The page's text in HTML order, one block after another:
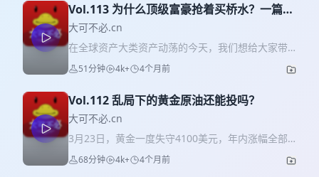
大学费用中位数达110-120万！ 06:30 光环褪去？
海归与国内硕士起薪差距仅30%，招聘更看本科出
身！ 11:20 非传统留学地，QS前50本科仅需四五十
万，65%高考分即可 Part 2 行业深水区：中介、背
景提升与「保录」黑幕 15:00 揭秘邪修项目，非常
规申名校路径 17:22 背景提升的真相：大部分都是
安慰剂，真正有用的只有这两种 27:45 行业揭秘：
27万中介内卷，利润核心靠学校返佣，中国人扎堆
的学校真相竟然是这样 33:20 信息失真接力赛：七
人群聊搞定项目，过程堪比「你画我猜」！ 37:46
保录取？别被“关系”忽悠了！ Part 3 回归投资：教
04：22 第一部分：银行那些营销新套路 套路一：旅
游+玄学=卖保险 套路二：肖像照摄影活动是自费还
是买产品？ 套路三：卖黄金靠摆阵？ 25：58 第二
部分：为什么越来越难在银行买到好产品？ 银行主
营业务受困 银行产品同质化 非金融服务内卷严重
心，先问自己3个问题：这个产品解决的是什么需
求？我这笔钱能放多久？最坏的情况我能接受吗？
看懂产品的关键点：看产品类型、看预期收益的表
达、看费用/退出机制。 记住三不原则：不买自己听
不懂的产品、不买风险说不清楚的产品、不买“不买
就没了”的产品。 怎么跟客户经理打交道：把客户经
Vol.113 为什么顶级富豪抢着买桥水？一篇搞
懂全天候策略
大可不必.cn
在全球资产大类资产动荡的今天，我们想给大家带
来一期稳稳的幸福策略——全天候策略，美伊冲突
以来，川普每天都在“造牌”，时时刻刻在“TACO”，
导弹精准落在A股上，3月以来，全球资产波动率齐
声，我们的钱好像越来越无处安放了。 这期节目我
们将聊回策略， 和大家分享全天候的底层策略，让
全天候带我们陪伴我们走过市场的“春夏秋冬”，那就
一起来体验吧~ 如需加入听友群，请加小助理微信：
51分钟 4k+ 4个月前
Vol.112 乱局下的黄金原油还能投吗？
大可不必.cn
3月23日，黄金一度失守4100美元，年内涨幅全部
归零，原油上演过山车式行情，全球市场遭遇通
杀。 其实在过去的一个月，受美伊冲突烈度持续升
68分钟 4k+ 4个月前